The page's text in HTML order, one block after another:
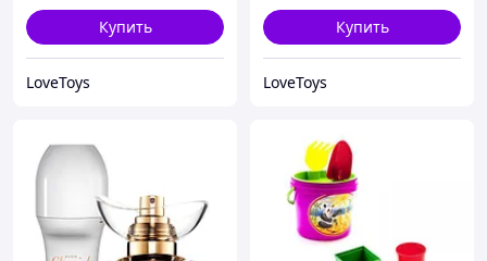
Купить
LoveToys
Купить
LoveToys